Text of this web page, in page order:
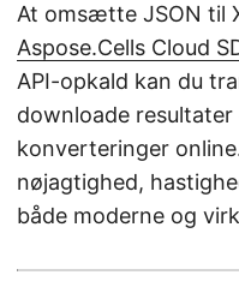
At omsætte JSON til
Aspose.Cells Cloud
API-opkald kan du
downloade
konverteringer
nøjagtighed,
både moderne og